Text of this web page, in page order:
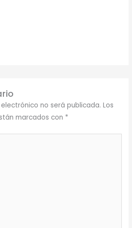
no será publicada. Los
marcados con *